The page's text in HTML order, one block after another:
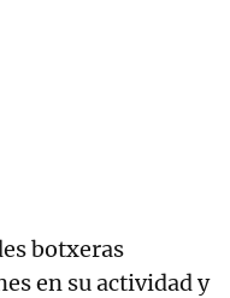
botxeras
en su actividad y